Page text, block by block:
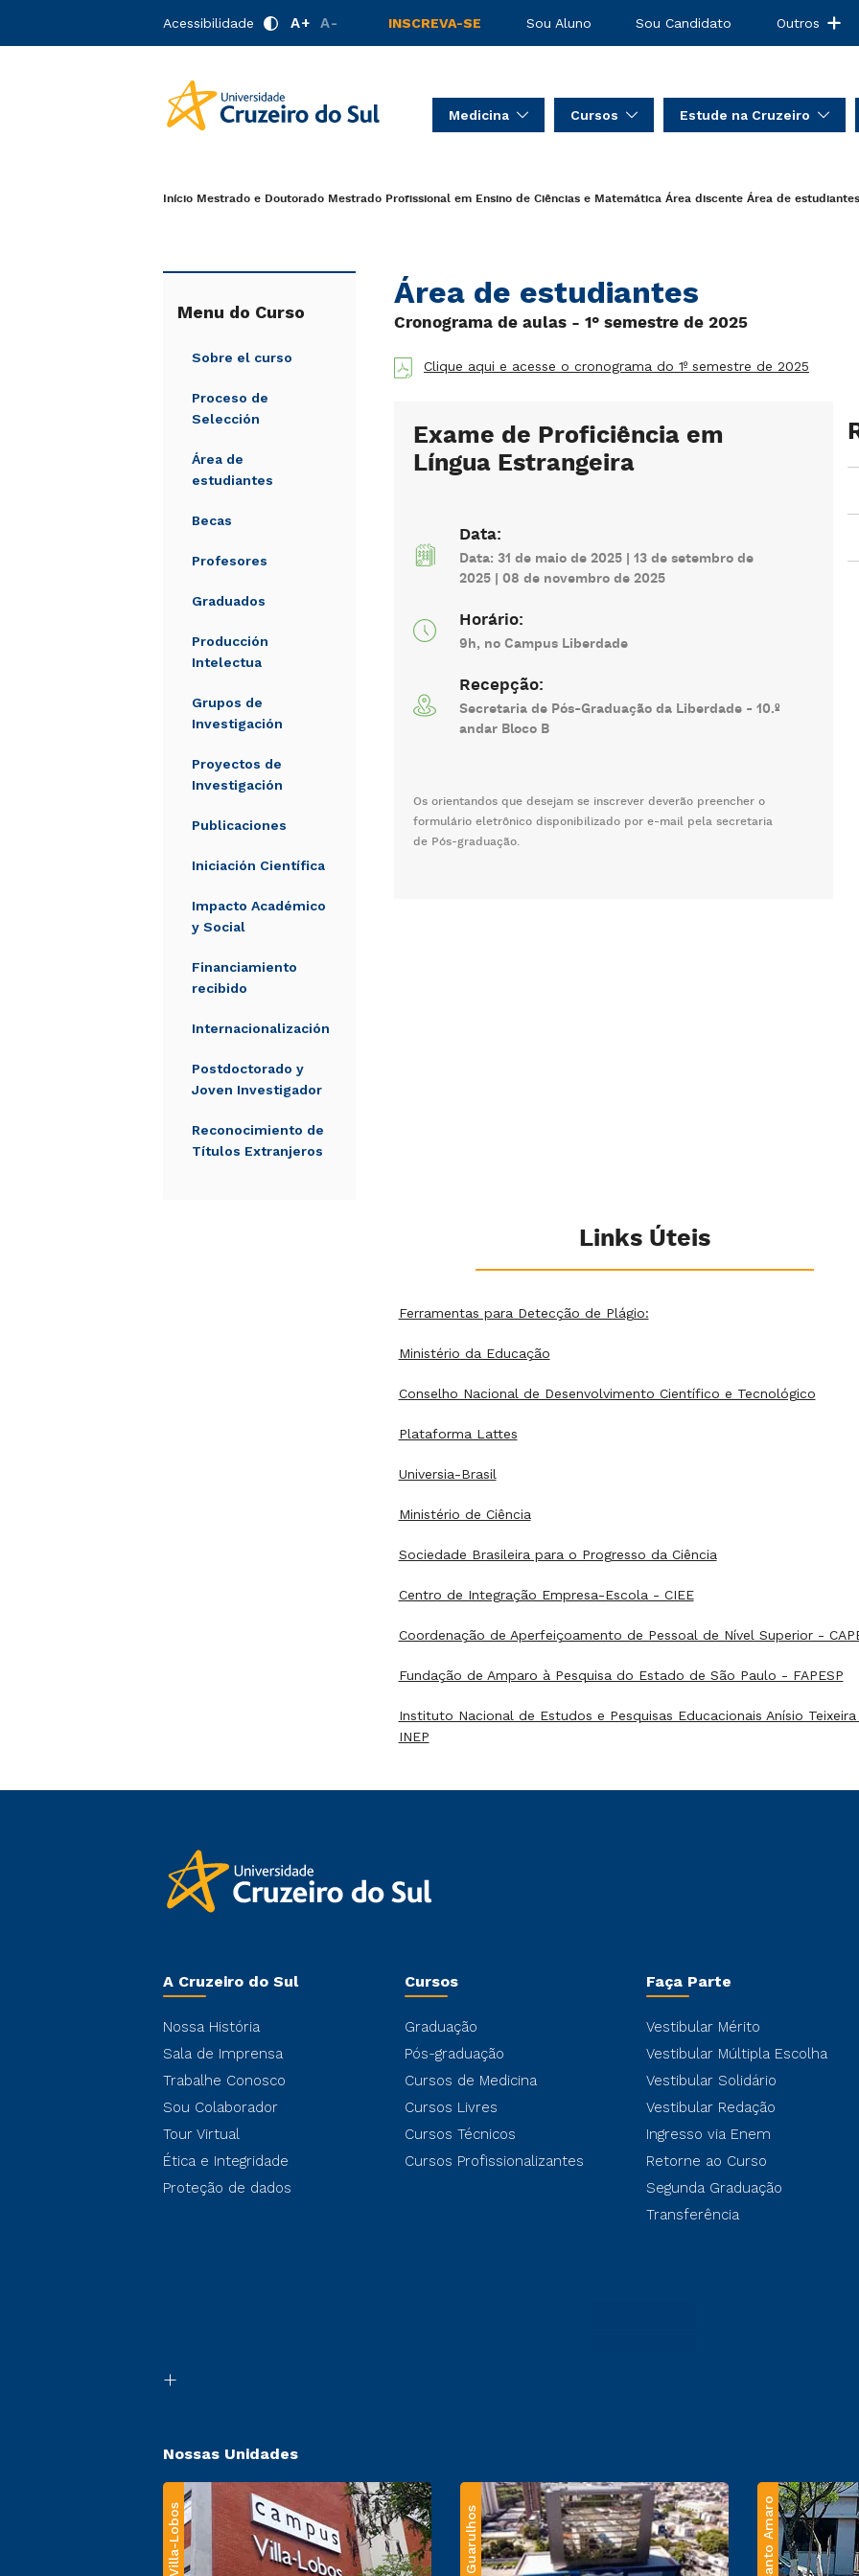
Acessibilidade A+ A- INSCREVA-SE Sou Aluno Sou Candidato Outros
Medicina Cursos Estude na Cruzeiro
Início Mestrado e Doutorado Mestrado Profissional em Ensino de Ciências e Matemática Área discente Área de estudiantes
Menu do Curso
Sobre el curso
Proceso de
Selección
Área de
estudiantes
Becas
Profesores
Graduados
Producción
Intelectua
Grupos de
Investigación
Proyectos de
Investigación
Publicaciones
Iniciación Científica
Impacto Académico
y Social
Financiamiento
recibido
Internacionalización
Postdoctorado y
Joven Investigador
Reconocimiento de
Títulos Extranjeros
Área de estudiantes
Cronograma de aulas - 1° semestre de 2025
Clique aqui e acesse o cronograma do 1º semestre de 2025
Exame de Proficiência em
Língua Estrangeira
Data:
Data: 31 de maio de 2025 | 13 de setembro de
2025 | 08 de novembro de 2025
Horário:
9h, no Campus Liberdade
Recepção:
Secretaria de Pós-Graduação da Liberdade - 10.º
andar Bloco B
Os orientandos que desejam se inscrever deverão preencher o
formulário eletrônico disponibilizado por e-mail pela secretaria
de Pós-graduação.
Links Úteis
Ferramentas para Detecção de Plágio:
Ministério da Educação
Conselho Nacional de Desenvolvimento Científico e Tecnológico
Plataforma Lattes
Universia-Brasil
Ministério de Ciência
Sociedade Brasileira para o Progresso da Ciência
Centro de Integração Empresa-Escola - CIEE
Coordenação de Aperfeiçoamento de Pessoal de Nível Superior -
Fundação de Amparo à Pesquisa do Estado de São Paulo - FAPESP
Instituto Nacional de Estudos e Pesquisas Educacionais Anísio
INEP
A Cruzeiro do Sul
Nossa História
Sala de Imprensa
Trabalhe Conosco
Sou Colaborador
Tour Virtual
Ética e Integridade
Proteção de dados
Cursos
Graduação
Pós-graduação
Cursos de Medicina
Cursos Livres
Cursos Técnicos
Cursos Profissionalizantes
Faça Parte
Vestibular Mérito
Vestibular Múltipla Escolha
Vestibular Solidário
Vestibular Redação
Ingresso via Enem
Retorne ao Curso
Segunda Graduação
Transferência
Nossas Unidades
Villa-Lobos Guarulhos Santo Amaro